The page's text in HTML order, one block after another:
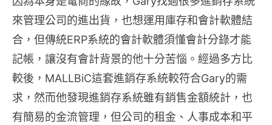
來管理公司的進出貨，也想運用庫存和會計軟體結
合，但傳統ERP系統的會計軟體須懂會計分錄才能
記帳，讓沒有會計背景的他十分苦惱。經過多方比
較後，MALLBiC這套進銷存系統較符合Gary的需
求，然而他發現進銷存系統雖有銷售金額統計，也
有簡易的金流管理，但公司的租金、人事成本和平